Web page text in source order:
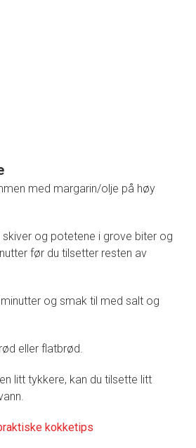
med margarin/olje på høy
og potetene i grove biter og
før du tilsetter resten av
og smak til med salt og
eller flatbrød.
litt tykkere, kan du tilsette litt
e kokketips